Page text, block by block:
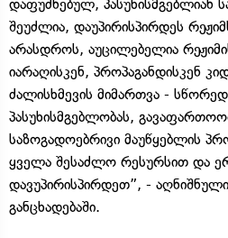
დაფუძნებულ, პასუხისმგებლიან
შეუძლია, დაუპირისპირდეს
არასდროს, აუცილებელია
იარაღისკენ, პროპაგანდისკენ
ძალისხმევის მიმართვა -
პასუხისმგებლობას,
საზოგადოებრივი მაუწყებლის
ყველა შესაძლო რესურსით და
დავუპირისპირდეთ”, -
განცხადებაში.